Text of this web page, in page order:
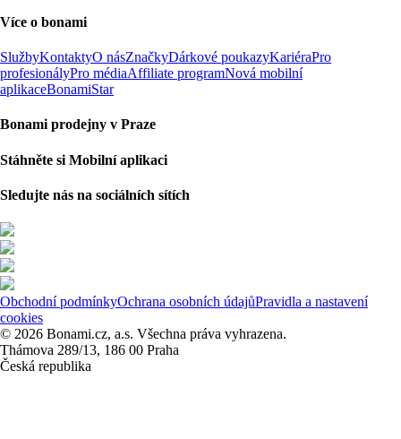
Více o bonami
SlužbyKontaktyO násZnačkyDárkové poukazyKariéraPro
profesionályPro médiaAffiliate programNová mobilní
aplikaceBonamiStar
Bonami prodejny v Praze
Stáhněte si Mobilní aplikaci
Sledujte nás na sociálních sítích
Obchodní podmínkyOchrana osobních údajůPravidla a nastavení
cookies
© 2026 Bonami.cz, a.s. Všechna práva vyhrazena.
Thámova 289/13, 186 00 Praha
Česká republika